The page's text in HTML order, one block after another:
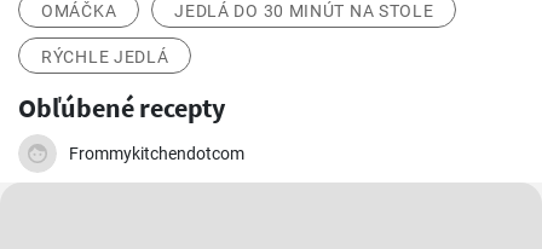
OMÁČKA JEDLÁ DO 30 MINÚT NA STOLE
RÝCHLE JEDLÁ
Obľúbené recepty
Frommykitchendotcom